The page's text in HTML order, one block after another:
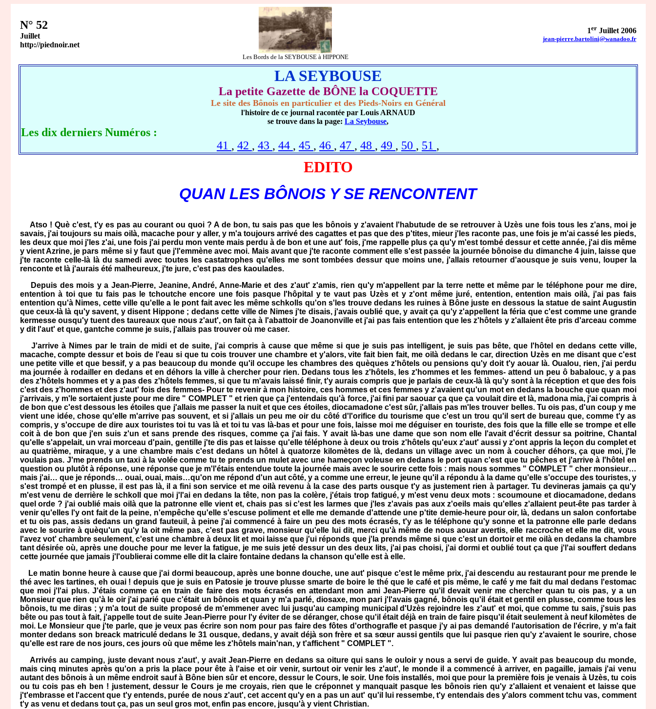
N° 52
Juillet
http://piednoir.net
Les Bords de la SEYBOUSE à HIPPONE
1erJuillet 2006
jean-pierre.bartolini@wanadoo.fr
LA SEYBOUSE
La petite Gazette de BÔNE la COQUETTE
Le site des Bônois en particulier et des Pieds-Noirs en Général
l'histoire de ce journal racontée par Louis ARNAUD
se trouve dans la page: La Seybouse,
Les dix derniers Numéros :
41 , 42 , 43 , 44 , 45 , 46 , 47 , 48 , 49 , 50 , 51 ,
EDITO
QUAN LES BÔNOIS Y SE RENCONTENT
Atso ! Què c'est, t'y es pas au courant ou quoi ? A de bon, tu sais pas que les bônois y z'avaient l'habutude de se retrouver à Uzès une fois tous les z'ans, moi je
savais, j'ai toujours su mais oilà, macache pour y aller, y m'a toujours arrivé des cagattes et pas que des p'tites, mieur j'les raconte pas, une fois je m'ai cassé les pieds,
les deux que moi j'les z'ai, une fois j'ai perdu mon vente mais perdu à de bon et une aut' fois, j'me rappelle plus ça qu'y m'est tombé dessur et cette année, j'ai dis même
y vient Azrine, je pars même si y faut que j'l'emmène avec moi. Mais avant que j'te raconte comment elle s'est passée la journée bônoise du dimanche 4 juin, laisse que
j'te raconte celle-là là du samedi avec toutes les castatrophes qu'elles me sont tombées dessur que moins une, j'allais retourner d'aousque je suis venu, louper la
renconte et là j'aurais été malheureux, j'te jure, c'est pas des kaoulades.
Depuis des mois y a Jean-Pierre, Jeanine, André, Anne-Marie et des z'aut' z'amis, rien qu'y m'appellent par la terre nette et même par le téléphone pour me dire,
entention à toi que tu fais pas le tchoutche encore une fois pasque l'hôpital y te vaut pas Uzès et y z'ont même juré, entention, entention mais oilà, j'ai pas fais
entention qu'à Nimes, cette ville qu'elle a le pont fait avec les même schkolls qu'on s'les trouve dedans les ruines à Bône juste en dessous la statue de saint Augustin
que ceux-là là qu'y savent, y disent Hippone ; dedans cette ville de Nimes j'te disais, j'avais oublié que, y avait ça qu'y z'appellent la féria que c'est comme une grande
kermesse ousqu'y tuent des taureaux que nous z'aut', on fait ça à l'abattoir de Joanonville et j'ai pas fais entention que les z'hôtels y z'allaient ête pris d'arceau comme
y dit l'aut' et que, gantche comme je suis, j'allais pas trouver où me caser.
J'arrive à Nimes par le train de midi et de suite, j'ai compris à cause que même si que je suis pas intelligent, je suis pas bête, que l'hôtel en dedans cette ville,
macache, compte dessur et bois de l'eau si que tu cois trouver une chambre et y'alors, vite fait bien fait, me oilà dedans le car, direction Uzès en me disant que c'est
une petite ville et que bessif, y a pas beaucoup du monde qu'il occupe les chambres des quèques z'hôtels ou pensions qu'y doit t'y aouar là. Oualou, rien, j'ai perdu
ma journée à rodailler en dedans et en déhors la ville à chercher pour rien. Dedans tous les z'hôtels, les z'hommes et les femmes- attend un peu ô babalouc, y a pas
des z'hôtels hommes et y a pas des z'hôtels femmes, si que tu m'avais laissé finir, t'y aurais compris que je parlais de ceux-là là qu'y sont à la réception et que des fois
c'est des z'hommes et des z'aut' fois des femmes- Pour te revenir à mon histoire, ces hommes et ces femmes y z'avaient qu'un mot en dedans la bouche que quan moi
j'arrivais, y m'le sortaient juste pour me dire " COMPLET " et rien que ça j'entendais qu'à force, j'ai fini par saouar ça que ça voulait dire et là, madona mia, j'ai compris à
de bon que c'est dessous les étoiles que j'allais me passer la nuit et que ces étoiles, diocamadone c'est sûr, j'allais pas m'les trouver belles. Tu ois pas, d'un coup y me
vient une idée, chose qu'elle m'arrive pas souvent, et si j'allais un peu me oir du côté d'l'orifice du tourisme que c'est un trou qu'il sert de bureau que, comme t'y as
compris, y s'occupe de dire aux touristes toi tu vas là et toi tu vas là-bas et pour une fois, laisse moi me déguiser en touriste, des fois que la fille elle se trompe et elle
coit à de bon que j'en suis z'un et sans prende des risques, comme ça j'ai fais. Y avait là-bas une dame que son nom elle l'avait d'écrit dessur sa poitrine, Chantal
qu'elle s'appelait, un vrai morceau d'pain, gentille j'te dis pas et laisse qu'elle téléphone à deux ou trois z'hôtels qu'eux z'aut' aussi y z'ont appris la leçon du complet et
au quatrième, miraque, y a une chambre mais c'est dedans un hôtel à quatorze kilomètes de là, dedans un village avec un nom à coucher déhors, ça que moi, j'le
voulais pas. J'me prends un taxi à la volée comme tu te prends un mulet avec une hameçon voleuse en dedans le port quan c'est que tu pêches et j'arrive à l'hôtel en
question ou plutôt à réponse, une réponse que je m'l'étais entendue toute la journée mais avec le sourire cette fois : mais nous sommes " COMPLET " cher monsieur…
mais j'ai… que je réponds… ouai, ouai, mais…qu'on me répond d'un aut côté, y a comme une erreur, le jeune qu'il a répondu à la dame qu'elle s'occupe des touristes, y
s'est trompé et en plusse, il est pas là, il a fini son service et me oilà revenu à la case des parts ousque t'y as justement rien à partager. Tu devineras jamais ça qu'y
m'est venu de derrière le schkoll que moi j'l'ai en dedans la tête, non pas la colère, j'étais trop fatigué, y m'est venu deux mots : scoumoune et diocamadone, dedans
quel orde ? j'ai oublié mais oilà que la patronne elle vient et, chais pas si c'est les larmes que j'les z'avais pas aux z'oeils mais qu'elles z'allaient peut-ête pas tarder à
venir qu'elles l'y ont fait de la peine, n'empêche qu'elle s'escuse poliment et elle me demande d'attende une p'tite demie-heure pour oir, là, dedans un salon confortabe
et tu ois pas, assis dedans un grand fauteuil, à peine j'ai commencé à faire un peu des mots écrasés, t'y as le téléphone qu'y sonne et la patronne elle parle dedans
avec le sourire à quèqu'un qu'y la oit même pas, c'est pas grave, monsieur qu'elle lui dit, merci qu'à même de nous aouar avertis, elle raccroche et elle me dit, vous
l'avez vot' chambre seulement, c'est une chambre à deux lit et moi laisse que j'ui réponds que j'la prends même si que c'est un dortoir et me oilà en dedans la chambre
tant désirée où, après une douche pour me lever la fatigue, je me suis jeté dessur un des deux lits, j'ai pas choisi, j'ai dormi et oublié tout ça que j'l'ai souffert dedans
cette journée que jamais j'l'oublierai comme elle dit la claire fontaine dedans la chanson qu'elle est à elle.
Le matin bonne heure à cause que j'ai dormi beaucoup, après une bonne douche, une aut' pisque c'est le même prix, j'ai descendu au restaurant pour me prende le
thé avec les tartines, eh ouai ! depuis que je suis en Patosie je trouve plusse smarte de boire le thé que le café et pis même, le café y me fait du mal dedans l'estomac
que moi j'l'ai plus. J'étais comme ça en train de faire des mots écrasés en attendant mon ami Jean-Pierre qu'il devait venir me chercher quan tu ois pas, y a un
Monsieur que rien qu'à le oir j'ai parié que c'était un bônois et quan y m'a parlé, diosaxe, mon pari j'l'avais gagné, bônois qu'il était et gentil en plusse, comme tous les
bônois, tu me diras ; y m'a tout de suite proposé de m'emmener avec lui jusqu'au camping municipal d'Uzès rejoindre les z'aut' et moi, que comme tu sais, j'suis pas
bête ou pas tout à fait, j'appelle tout de suite Jean-Pierre pour l'y éviter de se déranger, chose qu'il était déjà en train de faire pisqu'il était seulement à neuf kilomètes de
moi. Le Monsieur que j'te parle, que je veux pas écrire son nom pour pas faire des fôtes d'orthografle et pasque j'y ai pas demandé l'autorisation de l'écrire, y m'a fait
monter dedans son breack matriculé dedans le 31 ousque, dedans, y avait déjà son frère et sa sœur aussi gentils que lui pasque rien qu'y z'avaient le sourire, chose
qu'elle est rare de nos jours, ces jours où que même les z'hôtels main'nan, y t'affichent " COMPLET ".
Arrivés au camping, juste devant nous z'aut', y avait Jean-Pierre en dedans sa oiture qui sans le ouloir y nous a servi de guide. Y avait pas beaucoup du monde,
mais cinq minutes après qu'on a pris la place pour ête à l'aise et oir venir, surtout oir venir les z'aut', le monde il a commencé à arriver, en pagaille, jamais j'ai venu
autant des bônois à un même endroit sauf à Bône bien sûr et encore, dessur le Cours, le soir. Une fois installés, moi que pour la première fois je venais à Uzès, tu cois
ou tu cois pas eh ben ! justement, dessur le Cours je me croyais, rien que le créponnet y manquait pasque les bônois rien qu'y z'allaient et venaient et laisse que
j't'embrasse et l'accent que t'y entends, purée de nous z'aut', cet accent qu'y en a pas un aut' qu'il lui ressembe, t'y entendais des y'alors comment tchu vas, comment
t'y as venu et dedans tout ça, pas un seul gros mot, enfin pas encore, jusqu'à y vient Christian.